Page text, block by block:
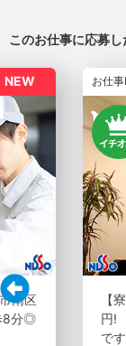
このお仕事に応募
NEW
南区
8分◎
お仕
【
円!
で